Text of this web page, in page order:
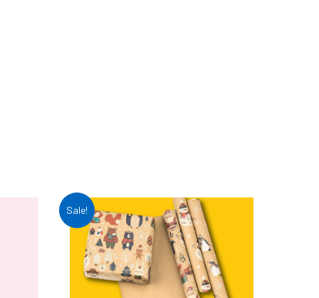
Sale!